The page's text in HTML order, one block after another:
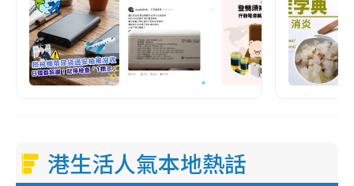
港生活人氣本地熱話